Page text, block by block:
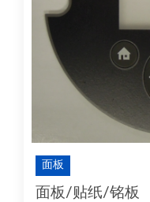
面板
面板/贴纸/铭板